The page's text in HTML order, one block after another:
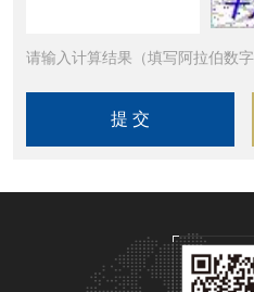
请输入计算结果（填写阿拉伯数